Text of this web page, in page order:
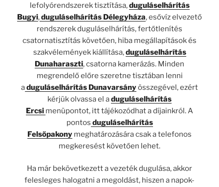
lefolyórendszerek tisztítása,duguláselhárítás
Bugyi,duguláselhárítás Délegyháza, esővíz elvezető
rendszerek duguláselhárítás, fertőtlenítés
csatornatisztítás követően, hiba megállapítások és
szakvélemények kiállítása,duguláselhárítás
Dunaharaszti, csatorna kamerázás. Minden
megrendelő előre szeretne tisztában lenni
aduguláselhárítás Dunavarsányösszegével, ezért
kérjük olvassa el aduguláselhárítás
Ercsi menüpontot, itt tájékozódhat a díjainkról. A
pontos duguláselhárítás
Felsőpakony meghatározására csak a telefonos
megkeresést követően lehet.
Ha már bekövetkezett a vezeték dugulása, akkor
felesleges halogatni a megoldást, hiszen a napok-